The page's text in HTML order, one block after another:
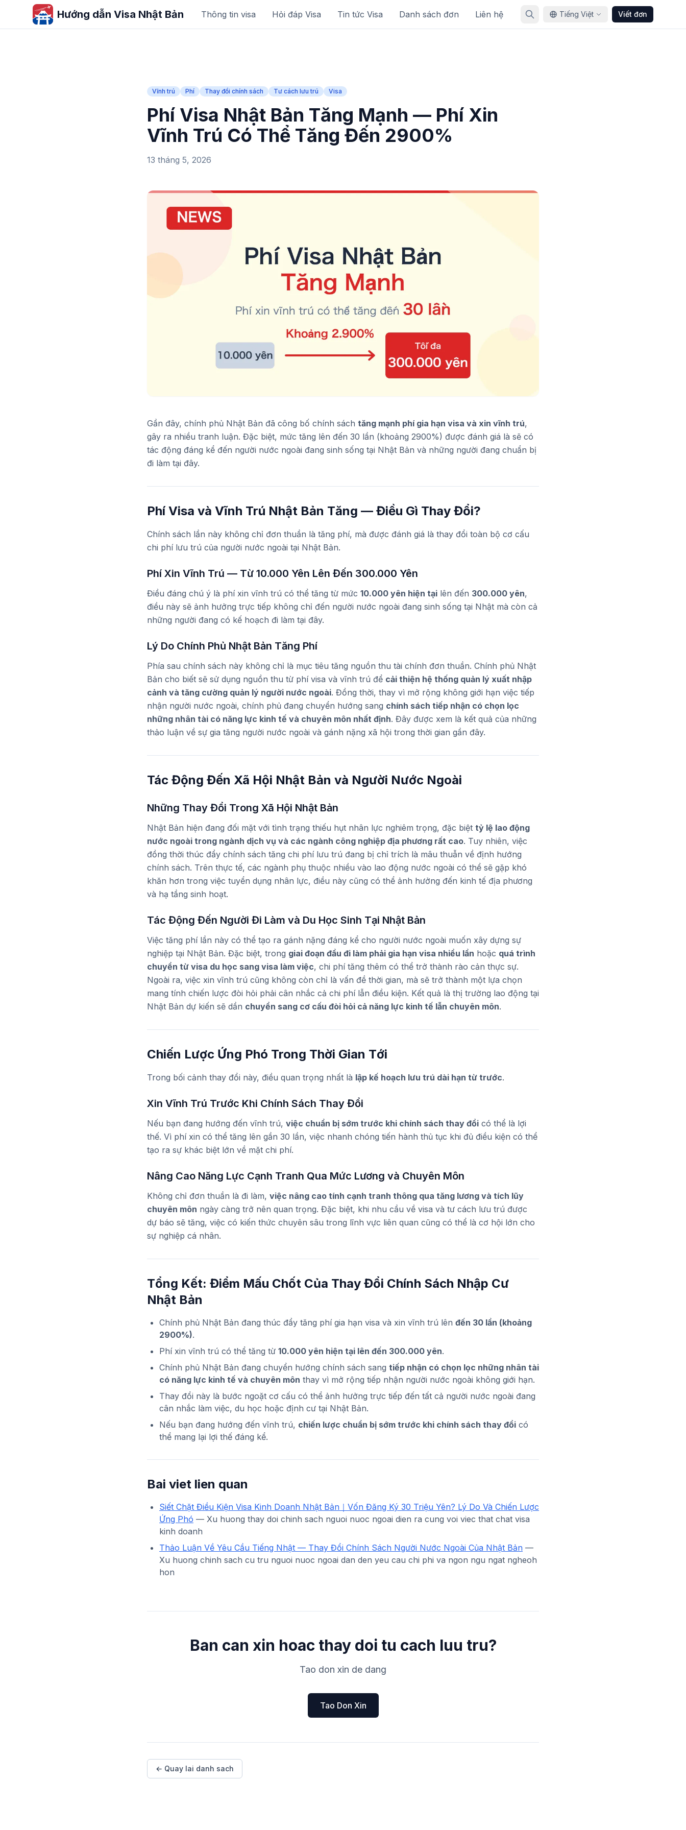
Hướng dẫn Visa Nhật Bản Thông tin visa Hỏi đáp Visa Tin tức Visa Danh sách đơn Liên hệ Tiếng Việt Viết đơn
Vĩnh trú Phí Thay đổi chính sách Tư cách lưu trú Visa
Phí Visa Nhật Bản Tăng Mạnh — Phí Xin
Vĩnh Trú Có Thể Tăng Đến 2900%
13 tháng 5, 2026
Gần đây, chính phủ Nhật Bản đã công bố chính sách tăng mạnh phí gia hạn visa và xin vĩnh trú,
gây ra nhiều tranh luận. Đặc biệt, mức tăng lên đến 30 lần (khoảng 2900%) được đánh giá là sẽ có
tác động đáng kể đến người nước ngoài đang sinh sống tại Nhật Bản và những người đang chuẩn bị
đi làm tại đây.
Phí Visa và Vĩnh Trú Nhật Bản Tăng — Điều Gì Thay Đổi?
Chính sách lần này không chỉ đơn thuần là tăng phí, mà được đánh giá là thay đổi toàn bộ cơ cấu
chi phí lưu trú của người nước ngoài tại Nhật Bản.
Phí Xin Vĩnh Trú — Từ 10.000 Yên Lên Đến 300.000 Yên
Điều đáng chú ý là phí xin vĩnh trú có thể tăng từ mức 10.000 yên hiện tại lên đến 300.000 yên,
điều này sẽ ảnh hưởng trực tiếp không chỉ đến người nước ngoài đang sinh sống tại Nhật mà còn cả
những người đang có kế hoạch đi làm tại đây.
Lý Do Chính Phủ Nhật Bản Tăng Phí
Phía sau chính sách này không chỉ là mục tiêu tăng nguồn thu tài chính đơn thuần. Chính phủ Nhật
Bản cho biết sẽ sử dụng nguồn thu từ phí visa và vĩnh trú để cải thiện hệ thống quản lý xuất nhập
cảnh và tăng cường quản lý người nước ngoài. Đồng thời, thay vì mở rộng không giới hạn việc tiếp
nhận người nước ngoài, chính phủ đang chuyển hướng sang chính sách tiếp nhận có chọn lọc
những nhân tài có năng lực kinh tế và chuyên môn nhất định. Đây được xem là kết quả của những
thảo luận về sự gia tăng người nước ngoài và gánh nặng xã hội trong thời gian gần đây.
Tác Động Đến Xã Hội Nhật Bản và Người Nước Ngoài
Những Thay Đổi Trong Xã Hội Nhật Bản
Nhật Bản hiện đang đối mặt với tình trạng thiếu hụt nhân lực nghiêm trọng, đặc biệt tỷ lệ lao động
nước ngoài trong ngành dịch vụ và các ngành công nghiệp địa phương rất cao. Tuy nhiên, việc
đồng thời thúc đẩy chính sách tăng chi phí lưu trú đang bị chỉ trích là mâu thuẫn về định hướng
chính sách. Trên thực tế, các ngành phụ thuộc nhiều vào lao động nước ngoài có thể sẽ gặp khó
khăn hơn trong việc tuyển dụng nhân lực, điều này cũng có thể ảnh hưởng đến kinh tế địa phương
và hạ tầng sinh hoạt.
Tác Động Đến Người Đi Làm và Du Học Sinh Tại Nhật Bản
Việc tăng phí lần này có thể tạo ra gánh nặng đáng kể cho người nước ngoài muốn xây dựng sự
nghiệp tại Nhật Bản. Đặc biệt, trong giai đoạn đầu đi làm phải gia hạn visa nhiều lần hoặc quá trình
chuyển từ visa du học sang visa làm việc, chi phí tăng thêm có thể trở thành rào cản thực sự.
Ngoài ra, việc xin vĩnh trú cũng không còn chỉ là vấn đề thời gian, mà sẽ trở thành một lựa chọn
mang tính chiến lược đòi hỏi phải cân nhắc cả chi phí lẫn điều kiện. Kết quả là thị trường lao động tại
Nhật Bản dự kiến sẽ dần chuyển sang cơ cấu đòi hỏi cả năng lực kinh tế lẫn chuyên môn.
Chiến Lược Ứng Phó Trong Thời Gian Tới
Trong bối cảnh thay đổi này, điều quan trọng nhất là lập kế hoạch lưu trú dài hạn từ trước.
Xin Vĩnh Trú Trước Khi Chính Sách Thay Đổi
Nếu bạn đang hướng đến vĩnh trú, việc chuẩn bị sớm trước khi chính sách thay đổi có thể là lợi
thế. Vì phí xin có thể tăng lên gần 30 lần, việc nhanh chóng tiến hành thủ tục khi đủ điều kiện có thể
tạo ra sự khác biệt lớn về mặt chi phí.
Nâng Cao Năng Lực Cạnh Tranh Qua Mức Lương và Chuyên Môn
Không chỉ đơn thuần là đi làm, việc nâng cao tính cạnh tranh thông qua tăng lương và tích lũy
chuyên môn ngày càng trở nên quan trọng. Đặc biệt, khi nhu cầu về visa và tư cách lưu trú được
dự báo sẽ tăng, việc có kiến thức chuyên sâu trong lĩnh vực liên quan cũng có thể là cơ hội lớn cho
sự nghiệp cá nhân.
Tổng Kết: Điểm Mấu Chốt Của Thay Đổi Chính Sách Nhập Cư
Nhật Bản
Chính phủ Nhật Bản đang thúc đẩy tăng phí gia hạn visa và xin vĩnh trú lên đến 30 lần (khoảng
2900%).
Phí xin vĩnh trú có thể tăng từ 10.000 yên hiện tại lên đến 300.000 yên.
Chính phủ Nhật Bản đang chuyển hướng chính sách sang tiếp nhận có chọn lọc những nhân tài
có năng lực kinh tế và chuyên môn thay vì mở rộng tiếp nhận người nước ngoài không giới hạn.
Thay đổi này là bước ngoặt cơ cấu có thể ảnh hưởng trực tiếp đến tất cả người nước ngoài đang
cân nhắc làm việc, du học hoặc định cư tại Nhật Bản.
Nếu bạn đang hướng đến vĩnh trú, chiến lược chuẩn bị sớm trước khi chính sách thay đổi có
thể mang lại lợi thế đáng kể.
Bai viet lien quan
Siết Chặt Điều Kiện Visa Kinh Doanh Nhật Bản｜Vốn Đăng Ký 30 Triệu Yên? Lý Do Và Chiến Lược
Ứng Phó — Xu huong thay doi chinh sach nguoi nuoc ngoai dien ra cung voi viec that chat visa
kinh doanh
Thảo Luận Về Yêu Cầu Tiếng Nhật — Thay Đổi Chính Sách Người Nước Ngoài Của Nhật Bản —
Xu huong chinh sach cu tru nguoi nuoc ngoai dan den yeu cau chi phi va ngon ngu ngat ngheoh
hon
Ban can xin hoac thay doi tu cach luu tru?
Tao don xin de dang
Tao Don Xin
← Quay lai danh sach